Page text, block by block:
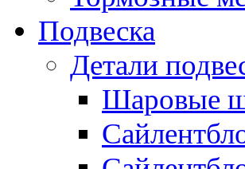
Подвеска
Детали
Шаровые